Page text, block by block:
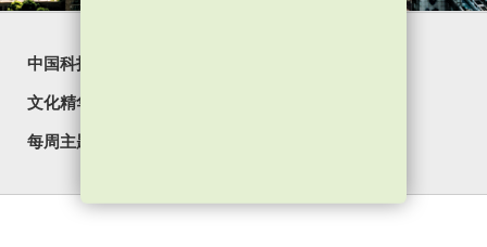
中国科技
文化精华
每周主题